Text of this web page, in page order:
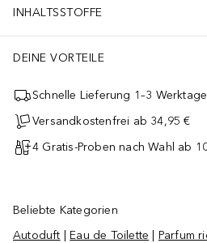
INHALTSSTOFFE
DEINE VORTEILE
Schnelle Lieferung 1–3
Versandkostenfrei ab 34,95 €
4 Gratis-Proben nach Wahl ab
Beliebte Kategorien
Autoduft |Eau de Toilette Parfum